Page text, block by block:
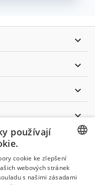




CZECH
používají
cookie ke zlepšení
webových stránek
s našimi zásadami